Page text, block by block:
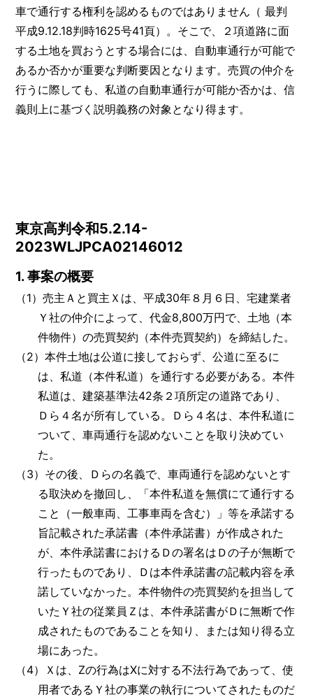
車で通行する権利を認めるものではありません（ 最判
平成9.12.18判時1625号41頁）。そこで、２項道路に面
する土地を買おうとする場合には、自動車通行が可能で
あるか否かが重要な判断要因となります。売買の仲介を
行うに際しても、私道の自動車通行が可能か否かは、信
義則上に基づく説明義務の対象となり得ます。
東京高判令和5.2.14-
2023WLJPCA02146012
1. 事案の概要
（1）売主Ａと買主Ｘは、平成30年８月６日、宅建業者
Ｙ社の仲介によって、代金8,800万円で、土地（本
件物件）の売買契約（本件売買契約）を締結した。
（2）本件土地は公道に接しておらず、公道に至るに
は、私道（本件私道）を通行する必要がある。本件
私道は、建築基準法42条２項所定の道路であり、
Ｄら４名が所有している。Ｄら４名は、本件私道に
ついて、車両通行を認めないことを取り決めてい
た。
（3）その後、Ｄらの名義で、車両通行を認めないとす
る取決めを撤回し、「本件私道を無償にて通行する
こと（一般車両、工事車両を含む）」等を承諾する
旨記載された承諾書（本件承諾書）が作成された
が、本件承諾書におけるＤの署名はＤの子が無断で
行ったものであり、Ｄは本件承諾書の記載内容を承
諾していなかった。本件物件の売買契約を担当して
いたＹ社の従業員Ｚは、本件承諾書がＤに無断で作
成されたものであることを知り、または知り得る立
場にあった。
（4）Ｘは、Zの行為はXに対する不法行為であって、使
用者であるＹ社の事業の執行についてされたものだ